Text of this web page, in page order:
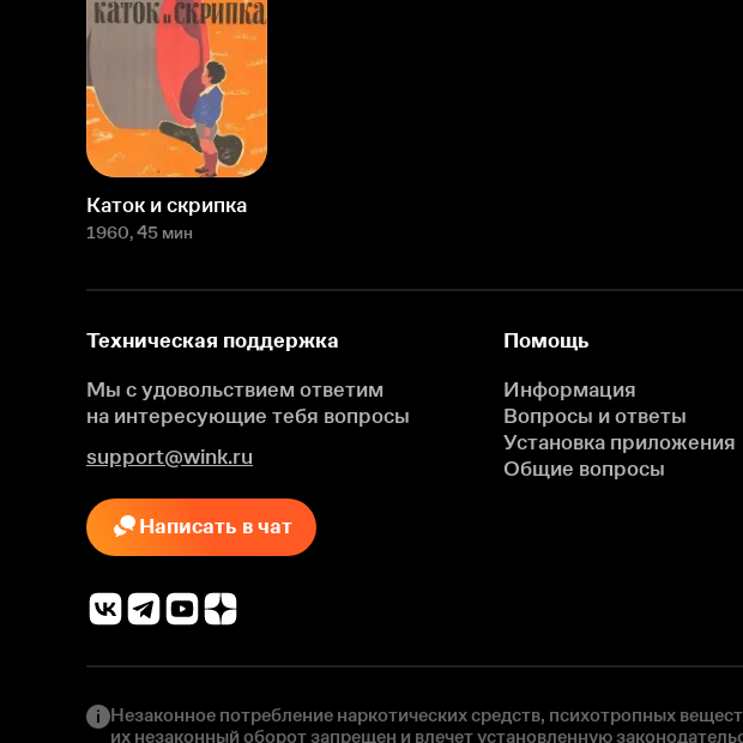
Каток и скрипка
1960, 45 мин
Техническая поддержка
Мы с удовольствием ответим
на интересующие тебя вопросы
support@wink.ru
Написать в чат
Помощь
Информация
Вопросы и ответы
Установка приложения
Общие вопросы
Незаконное потребление наркотических средств, психотропных
их незаконный оборот запрещен и влечет установленную